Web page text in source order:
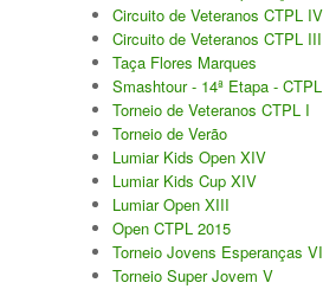
Circuito de Veteranos CTPL III
Smashtour 2015
Circuito de Veteranos CTPL IV
Galeria 2014
Torneio Jovens Esperanças IV
Torneio Super Jovem IV
Circuito de Veteranos CTPL IV
Circuito de Veteranos CTPL III
Taça Flores Marques
Smashtour - 14ª Etapa - CTPL
Torneio de Veteranos CTPL I
Torneio de Verão
Lumiar Kids Open XIV
Lumiar Kids Cup XIV
Lumiar Open XIII
Open CTPL 2015
Torneio Jovens Esperanças
Torneio Super Jovem V